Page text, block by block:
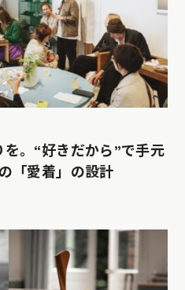
。“好きだから”で手元
「愛着」の設計